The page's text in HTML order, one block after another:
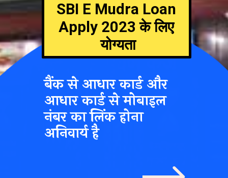
बैंक से आधार कार्ड और
आधार कार्ड से मोबाइल
नंबर का लिंक होना
अनिवार्य है
SBI E Mudra Loan
Apply 2023 के लिए
योग्यता